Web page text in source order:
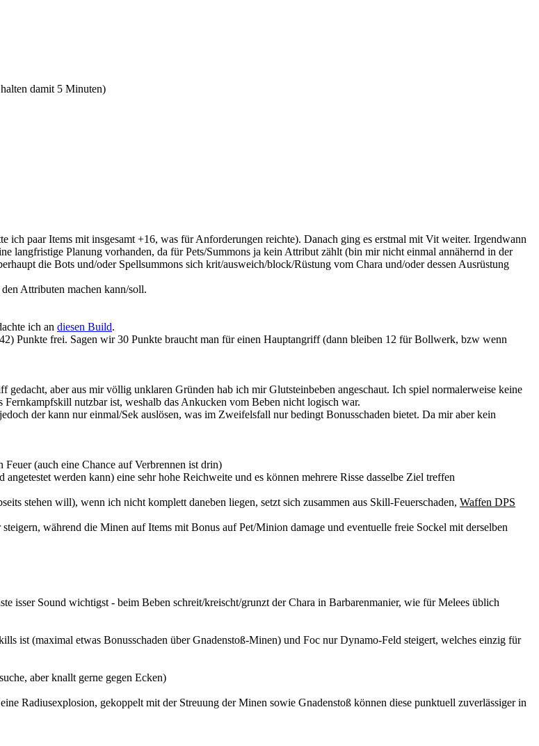
damit 5 Minuten)
paar Items mit insgesamt +16, was für Anforderungen reichte). Danach ging es erstmal mit Vit weiter. Irgendwann
langfristige Planung vorhanden, da für Pets/Summons ja kein Attribut zählt (bin mir nicht einmal annähernd in der
die Bots und/oder Spellsummons sich krit/ausweich/block/Rüstung vom Chara und/oder dessen Ausrüstung
Attributen machen kann/soll.
ich an diesen Build.
Punkte frei. Sagen wir 30 Punkte braucht man für einen Hauptangriff (dann bleiben 12 für Bollwerk, bzw wenn
aber aus mir völlig unklaren Gründen hab ich mir Glutsteinbeben angeschaut. Ich spiel normalerweise keine
nutzbar ist, weshalb das Ankucken vom Beben nicht logisch war.
der kann nur einmal/Sek auslösen, was im Zweifelsfall nur bedingt Bonusschaden bietet. Da mir aber kein
(auch eine Chance auf Verbrennen ist drin)
werden kann) eine sehr hohe Reichweite und es können mehrere Risse dasselbe Ziel treffen
stehen will), wenn ich nicht komplett daneben liegen, setzt sich zusammen aus Skill-Feuerschaden, Waffen DPS
während die Minen auf Items mit Bonus auf Pet/Minion damage und eventuelle freie Sockel mit derselben
isser Sound wichtigst - beim Beben schreit/kreischt/grunzt der Chara in Barbarenmanier, wie für Melees üblich
ist (maximal etwas Bonusschaden über Gnadenstoß-Minen) und Foc nur Dynamo-Feld steigert, welches einzig für
aber knallt gerne gegen Ecken)
Radiusexplosion, gekoppelt mit der Streuung der Minen sowie Gnadenstoß können diese punktuell zuverlässiger in